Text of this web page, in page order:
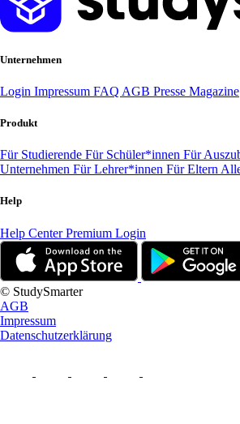
Unternehmen
Login Impressum FAQ AGB Presse Magazine
Produkt
Für Studierende Für Schüler*innen Für
Unternehmen Für Lehrer*innen Für Eltern
Help
Help CenterPremium Login
© StudySmarter
AGB
Impressum
Datenschutzerklärung